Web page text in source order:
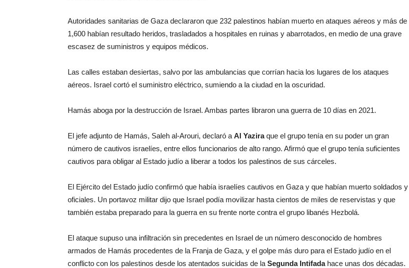
Autoridades sanitarias de Gaza declararon que 232 palestinos habían muerto en ataques aéreos y más de
1,600 habían resultado heridos, trasladados a hospitales en ruinas y abarrotados, en medio de una grave
escasez de suministros y equipos médicos.
Las calles estaban desiertas, salvo por las ambulancias que corrían hacia los lugares de los ataques
aéreos. Israel cortó el suministro eléctrico, sumiendo a la ciudad en la oscuridad.
Hamás aboga por la destrucción de Israel. Ambas partes libraron una guerra de 10 días en 2021.
El jefe adjunto de Hamás, Saleh al-Arouri, declaró a Al Yaziraque el grupo tenía en su poder un gran
número de cautivos israelíes, entre ellos funcionarios de alto rango. Afirmó que el grupo tenía suficientes
cautivos para obligar al Estado judío a liberar a todos los palestinos de sus cárceles.
El Ejército del Estado judío confirmó que había israelíes cautivos en Gaza y que habían muerto soldados y
oficiales. Un portavoz militar dijo que Israel podía movilizar hasta cientos de miles de reservistas y que
también estaba preparado para la guerra en su frente norte contra el grupo libanés Hezbolá.
El ataque supuso una infiltración sin precedentes en Israel de un número desconocido de hombres
armados de Hamás procedentes de la Franja de Gaza, y el golpe más duro para el Estado judío en el
conflicto con los palestinos desde los atentados suicidas de la Segunda Intifadahace unas dos décadas.